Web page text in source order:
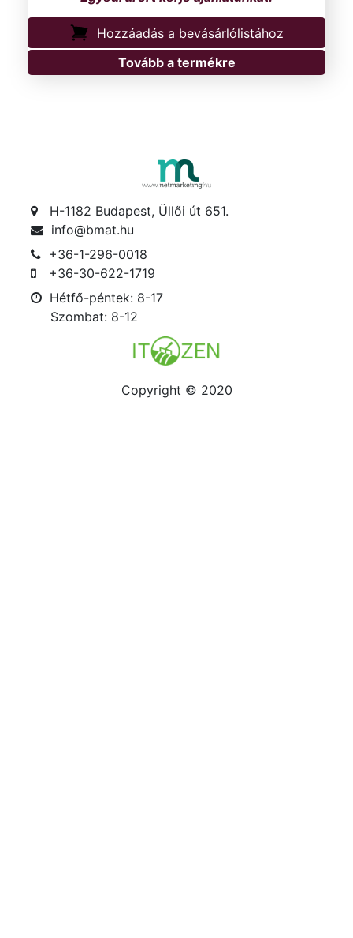
Hozzáadás a bevásárlólistához
Tovább a termékre
H-1182 Budapest, Üllői út 651.
info@bmat.hu
+36-1-296-0018
+36-30-622-1719
Hétfő-péntek: 8-17
Szombat: 8-12
Copyright © 2020